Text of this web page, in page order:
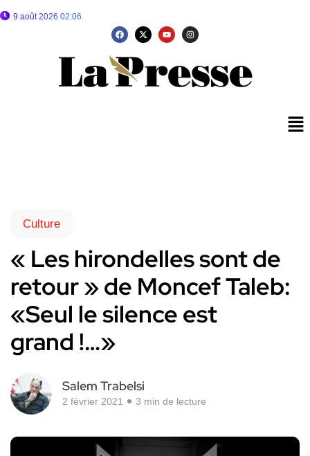
9 août 2026 02:06
Culture
« Les hirondelles sont de
retour » de Moncef Taleb:
«Seul le silence est
grand !…»
Salem Trabelsi
2 février 2021 3 min de lecture